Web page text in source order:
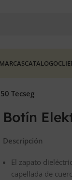
CATALOGO
Tecseg
Botín
Descripción
El zapato
capellada de